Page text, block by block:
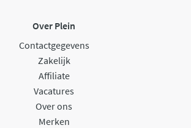
Over Plein
Contactgegevens
Zakelijk
Affiliate
Vacatures
Over ons
Merken